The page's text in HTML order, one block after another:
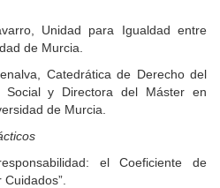
Unidad para Igualdad entre
de Murcia.
Catedrática de Derecho del
y Directora del Máster en
de Murcia.
el Coeficiente de